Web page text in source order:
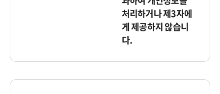
처리하거나 제3자에
게 제공하지 않습니
다.